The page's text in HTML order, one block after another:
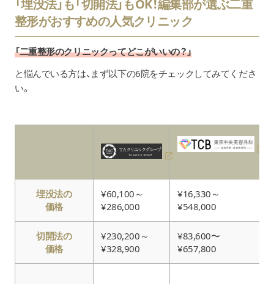
「埋没法」も「切開法」もOK！編集部が選ぶ二重
整形がおすすめの人気クリニック
「二重整形のクリニックってどこがいいの？」
と悩んでいる方は、まず以下の6院をチェックしてみてくださ
い。
埋没法の
価格
¥60,100～
¥286,000
¥16,330～
¥548,000
切開法の
価格
¥230,200～
¥328,900
¥83,600〜
¥657,800